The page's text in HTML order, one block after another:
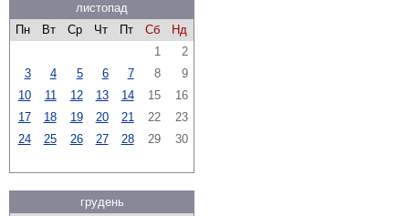
листопад
Пн
Вт Ср Чт Пт Сб
Нд
1
2
3
4 5 6 7 8
9
10
11 12 13 14 15
16
17
18 19 20 21 22
23
24
25 26 27 28 29 30
грудень